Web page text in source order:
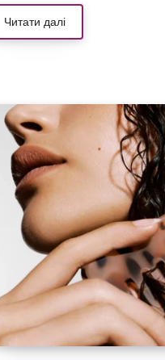
Читати далі